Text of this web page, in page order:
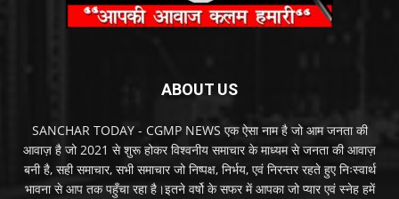
ABOUT US
SANCHAR TODAY - CGMP NEWS एक ऐसा नाम है जो आम जनता की
आवाज़ है जो 2021 से शुरू होकर विश्वनीय समाचार के माध्यम से जनता की आवाज़
बनी है, सही समाचार, सभी समाचार जो निष्पक्ष, निर्भय, एवं निरन्तर रहते हुए निःस्वार्थ
भावना से आप तक पहुँचा रहा है।इतने वर्षो के सफर में आपका जो प्यार एवं स्नेह हमें